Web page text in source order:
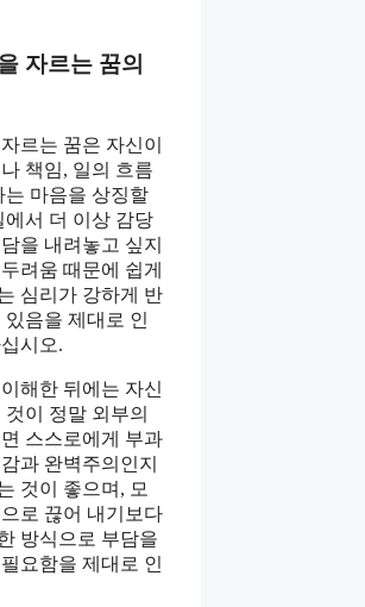
자르는 꿈의
르는 꿈은 자신이
책임, 일의 흐름
는 마음을 상징할
에서 더 이상 감당
을 내려놓고 싶지
려움 때문에 쉽게
심리가 강하게 반
음을 제대로 인
시오.
해한 뒤에는 자신
이 정말 외부의
스스로에게 부과
과 완벽주의인지
것이 좋으며, 모
로 끊어 내기보다
방식으로 부담을
요함을 제대로 인